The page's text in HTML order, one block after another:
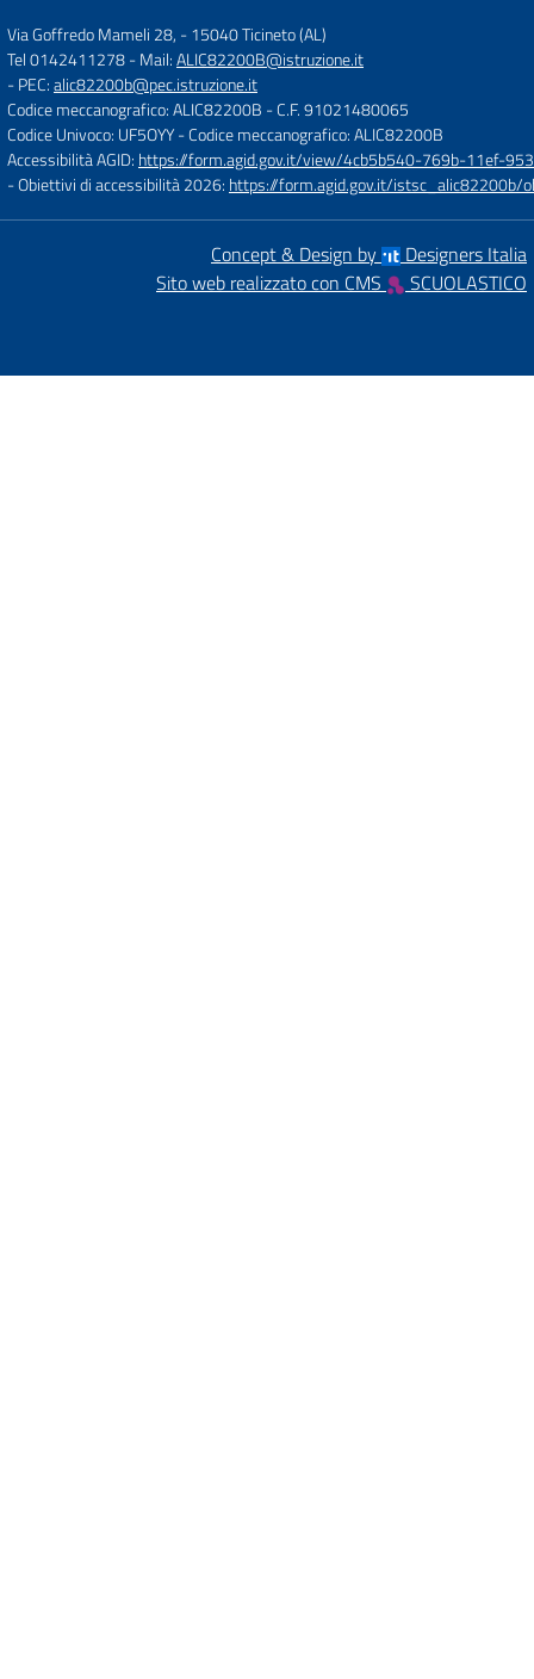
Via Goffredo Mameli 28, -15040 Ticineto (AL)
Tel 0142411278- Mail:ALIC82200B@istruzione.it
- PEC:alic82200b@pec.istruzione.it
Codice meccanografico: ALIC82200B - C.F. 91021480065
Codice Univoco: UF5OYY- Codice meccanografico: ALIC82200B
Accessibilità AGID: https://form.agid.gov.it/view/4cb5b540-769b-11ef-
- Obiettivi di accessibilità 2026: https://form.agid.gov.it/
Concept & Design by
Designers Italia
Sito web realizzato con CMS
SCUOLASTICO